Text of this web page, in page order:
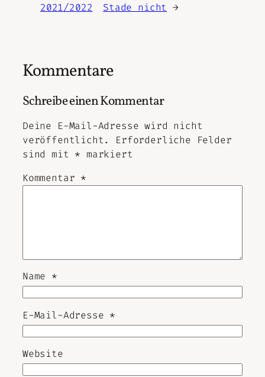
2021/2022
Stade nicht →
Kommentare
Schreibe einen Kommentar
Deine E-Mail-Adresse wird nicht
veröffentlicht.
Erforderliche Felder
sind mit * markiert
Kommentar *
Name *
E-Mail-Adresse *
Website